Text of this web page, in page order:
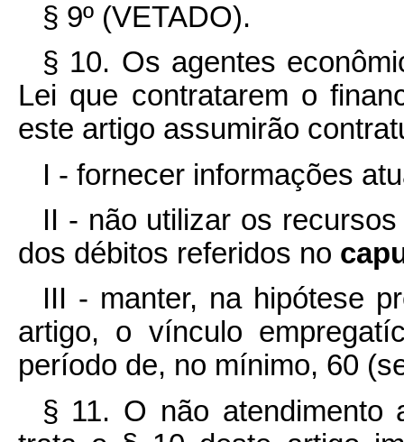
§ 9º (VETADO).
§ 10. Os agentes
Lei que contratarem o
este artigo assumirão
I - fornecer informações
II - não utilizar os
dos débitos referidos no
III - manter, na hipótese
artigo, o vínculo
período de, no mínimo, 60
§ 11. O não atendimento